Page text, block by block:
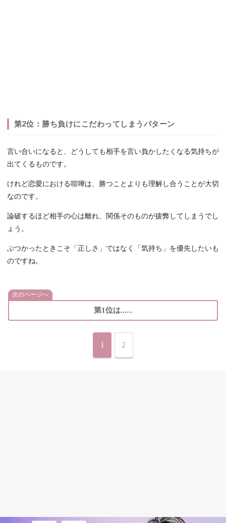
第2位：勝ち負けにこだわってしまうパターン
言い合いになると、どうしても相手を言い負かしたくなる気持ちが
出てくるものです。
けれど恋愛における喧嘩は、勝つことよりも理解し合うことが大切
なのです。
論破するほど相手の心は離れ、関係そのものが疲弊してしまうでし
ょう。
ぶつかったときこそ「正しさ」ではなく「気持ち」を優先したいも
のですね。
次のページへ
第1位は......
1 2